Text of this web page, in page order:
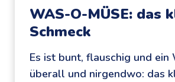
WAS-O-MÜSE: das
Schmeck
Es ist bunt, flauschig und ein
überall und nirgendwo: das